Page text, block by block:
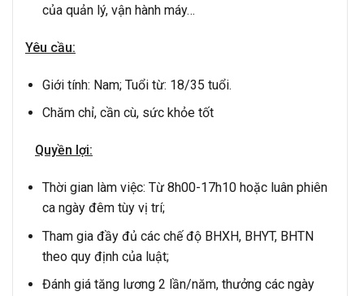
của quản lý, vận hành máy…
Yêu cầu:
Giới tính: Nam; Tuổi từ: 18/35 tuổi.
Chăm chỉ, cần cù, sức khỏe tốt
Quyền lợi:
Thời gian làm việc: Từ 8h00-17h10 hoặc luân phiên
ca ngày đêm tùy vị trí;
Tham gia đầy đủ các chế độ BHXH, BHYT, BHTN
theo quy định của luật;
Đánh giá tăng lương 2 lần/năm, thưởng các ngày